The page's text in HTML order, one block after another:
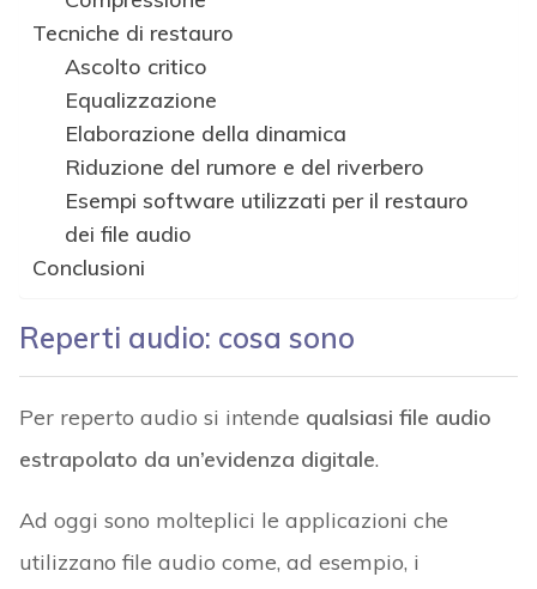
Tecniche di restauro
Ascolto critico
Equalizzazione
Elaborazione della dinamica
Riduzione del rumore e del riverbero
Esempi software utilizzati per il restauro
dei file audio
Conclusioni
Reperti audio: cosa sono
Per reperto audio si intende qualsiasi file audio
estrapolato da un’evidenza digitale.
Ad oggi sono molteplici le applicazioni che
utilizzano file audio come, ad esempio, i